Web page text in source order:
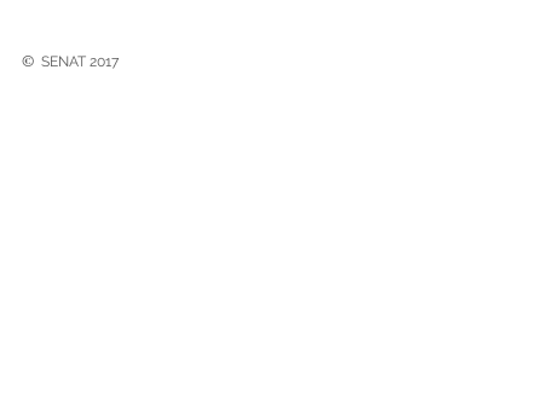
© SENAT 2017